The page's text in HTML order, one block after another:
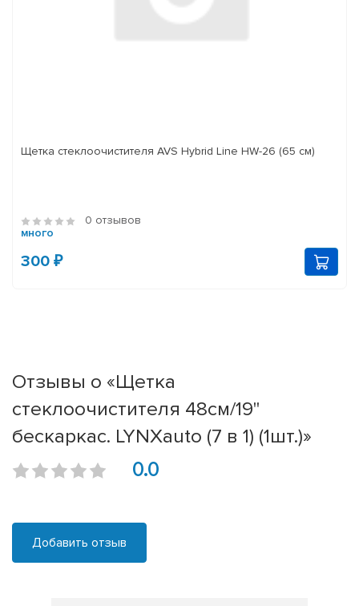
Щетка стеклоочистителя AVS Hybrid Line HW-26 (65 см)
0 отзывов
много
300 ₽
Отзывы о «Щетка
стеклоочистителя 48см/19''
бескаркас. LYNXauto (7 в 1) (1шт.)»
0.0
Добавить отзыв